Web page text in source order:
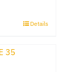
Details